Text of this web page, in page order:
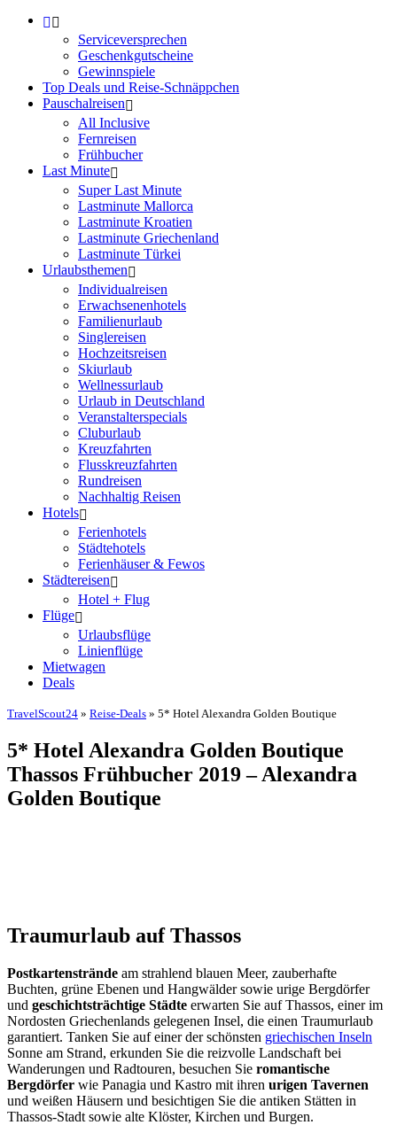
Serviceversprechen
Geschenkgutscheine
Gewinnspiele
Top Deals und Reise-Schnäppchen
Pauschalreisen
All Inclusive
Fernreisen
Frühbucher
Last Minute
Super Last Minute
Lastminute Mallorca
Lastminute Kroatien
Lastminute Griechenland
Lastminute Türkei
Urlaubsthemen
Individualreisen
Erwachsenenhotels
Familienurlaub
Singlereisen
Hochzeitsreisen
Skiurlaub
Wellnessurlaub
Urlaub in Deutschland
Veranstalterspecials
Cluburlaub
Kreuzfahrten
Flusskreuzfahrten
Rundreisen
Nachhaltig Reisen
Hotels
Ferienhotels
Städtehotels
Ferienhäuser & Fewos
Städtereisen
Hotel + Flug
Flüge
Urlaubsflüge
Linienflüge
Mietwagen
Deals
TravelScout24 » Reise-Deals » 5* Hotel Alexandra Golden Boutique
5* Hotel Alexandra Golden Boutique
Thassos Frühbucher 2019 – Alexandra
Golden Boutique
Traumurlaub auf Thassos
Postkartenstrände am strahlend blauen Meer, zauberhafte
Buchten, grüne Ebenen und Hangwälder sowie urige Bergdörfer
und geschichtsträchtige Städte erwarten Sie auf Thassos, einer im
Nordosten Griechenlands gelegenen Insel, die einen Traumurlaub
garantiert. Tanken Sie auf einer der schönsten griechischen Inseln
Sonne am Strand, erkunden Sie die reizvolle Landschaft bei
Wanderungen und Radtouren, besuchen Sie romantische
Bergdörfer wie Panagia und Kastro mit ihren urigen Tavernen
und weißen Häusern und besichtigen Sie die antiken Stätten in
Thassos-Stadt sowie alte Klöster, Kirchen und Burgen.